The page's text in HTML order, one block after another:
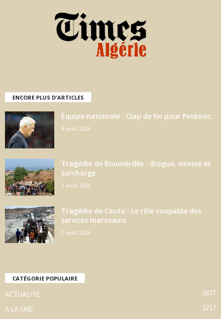
ENCORE PLUS D'ARTICLES
Équipe nationale : Clap de fin pour Petkovic
4 août 2026
Tragédie de Boumerdès : drogue, vitesse et
surcharge
2 août 2026
Tragédie de Ceuta : Le rôle coupable des
services marocains
2 août 2026
CATÉGORIE POPULAIRE
ACTUALITÉ 3677
A LA UNE
1217